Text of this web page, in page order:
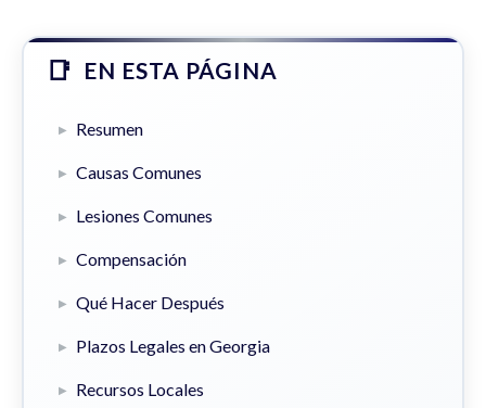
EN ESTA PÁGINA
Resumen
Causas Comunes
Lesiones Comunes
Compensación
Qué Hacer Después
Plazos Legales en Georgia
Recursos Locales